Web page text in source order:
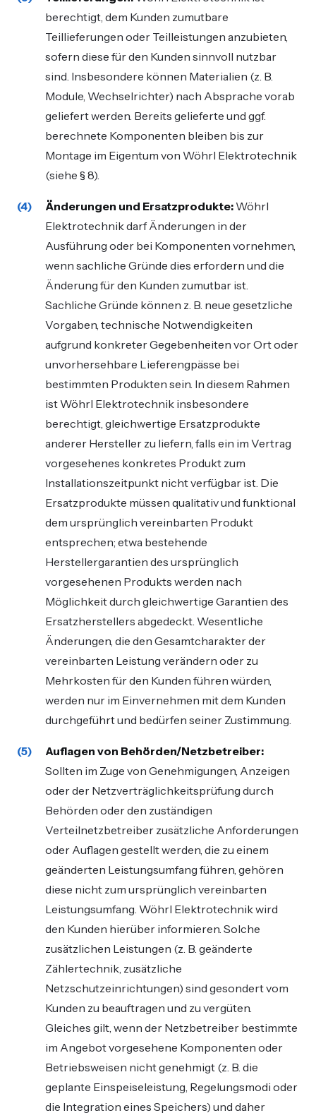
berechtigt, dem Kunden zumutbare
Teillieferungen oder Teilleistungen anzubieten,
sofern diese für den Kunden sinnvoll nutzbar
sind. Insbesondere können Materialien (z. B.
Module, Wechselrichter) nach Absprache vorab
geliefert werden. Bereits gelieferte und ggf.
berechnete Komponenten bleiben bis zur
Montage im Eigentum von Wöhrl Elektrotechnik
(siehe § 8).
Änderungen und Ersatzprodukte: Wöhrl
Elektrotechnik darf Änderungen in der
Ausführung oder bei Komponenten vornehmen,
wenn sachliche Gründe dies erfordern und die
Änderung für den Kunden zumutbar ist.
Sachliche Gründe können z. B. neue gesetzliche
Vorgaben, technische Notwendigkeiten
aufgrund konkreter Gegebenheiten vor Ort oder
unvorhersehbare Lieferengpässe bei
bestimmten Produkten sein. In diesem Rahmen
ist Wöhrl Elektrotechnik insbesondere
berechtigt, gleichwertige Ersatzprodukte
anderer Hersteller zu liefern, falls ein im Vertrag
vorgesehenes konkretes Produkt zum
Installationszeitpunkt nicht verfügbar ist. Die
Ersatzprodukte müssen qualitativ und funktional
dem ursprünglich vereinbarten Produkt
entsprechen; etwa bestehende
Herstellergarantien des ursprünglich
vorgesehenen Produkts werden nach
Möglichkeit durch gleichwertige Garantien des
Ersatzherstellers abgedeckt. Wesentliche
Änderungen, die den Gesamtcharakter der
vereinbarten Leistung verändern oder zu
Mehrkosten für den Kunden führen würden,
werden nur im Einvernehmen mit dem Kunden
durchgeführt und bedürfen seiner Zustimmung.
Auflagen von Behörden/Netzbetreiber:
Sollten im Zuge von Genehmigungen, Anzeigen
oder der Netzverträglichkeitsprüfung durch
Behörden oder den zuständigen
Verteilnetzbetreiber zusätzliche Anforderungen
oder Auflagen gestellt werden, die zu einem
geänderten Leistungsumfang führen, gehören
diese nicht zum ursprünglich vereinbarten
Leistungsumfang. Wöhrl Elektrotechnik wird
den Kunden hierüber informieren. Solche
zusätzlichen Leistungen (z. B. geänderte
Zählertechnik, zusätzliche
Netzschutzeinrichtungen) sind gesondert vom
Kunden zu beauftragen und zu vergüten.
Gleiches gilt, wenn der Netzbetreiber bestimmte
im Angebot vorgesehene Komponenten oder
Betriebsweisen nicht genehmigt (z. B. die
geplante Einspeiseleistung, Regelungsmodi oder
die Integration eines Speichers) und daher